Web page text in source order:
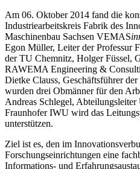
Am 06. Oktober 2014 fand die
Industriearbeitskreis Fabrik des
Maschinenbau Sachsen VEMAS
Egon Müller, Leiter der Professur
der TU Chemnitz, Holger Füssel,
RAWEMA Engineering &
Dietke Clauss, Geschäftsführer
wurden drei Obmänner für den
Andreas Schlegel, Abteilungsleiter
Fraunhofer IWU wird das
unterstützen.
Ziel ist es, den im
Forschungseinrichtungen eine
Informations- und